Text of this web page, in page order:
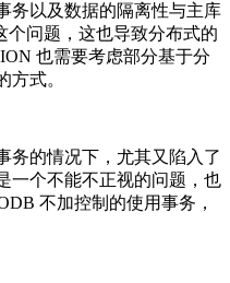
务以及数据的隔离性与主库
个问题，这也导致分布式的
也需要考虑部分基于分
方式。
务的情况下，尤其又陷入了
一个不能不正视的问题，也
不加控制的使用事务，